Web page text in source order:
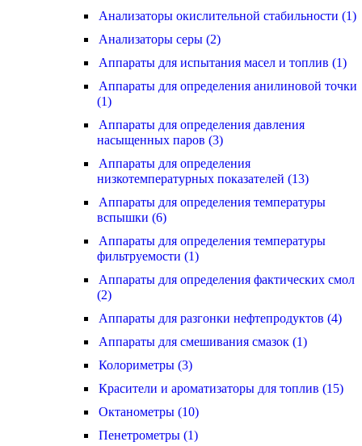
Анализаторы окислительной стабильности (1)
Анализаторы серы (2)
Аппараты для испытания масел и топлив (1)
Аппараты для определения анилиновой точки
(1)
Аппараты для определения давления
насыщенных паров (3)
Аппараты для определения
низкотемпературных показателей (13)
Аппараты для определения температуры
вспышки (6)
Аппараты для определения температуры
фильтруемости (1)
Аппараты для определения фактических смол
(2)
Аппараты для разгонки нефтепродуктов (4)
Аппараты для смешивания смазок (1)
Колориметры (3)
Красители и ароматизаторы для топлив (15)
Октанометры (10)
Пенетрометры (1)